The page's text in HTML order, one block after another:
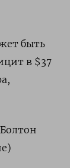
быть
в $37